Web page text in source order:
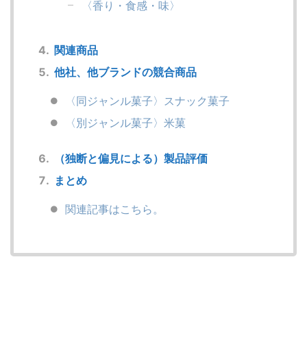
〈香り・食感・味〉
関連商品
他社、他ブランドの競合商品
〈同ジャンル菓子〉スナック菓子
〈別ジャンル菓子〉米菓
（独断と偏見による）製品評価
まとめ
関連記事はこちら。